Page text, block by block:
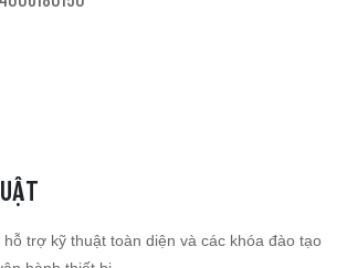
hỗ trợ kỹ thuật toàn diện và các khóa đào tạo